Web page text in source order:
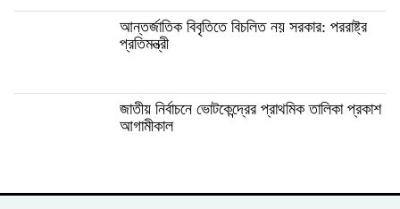
আন্তর্জাতিক বিবৃতিতে বিচলিত নয় সরকার: পররাষ্ট্র
প্রতিমন্ত্রী
জাতীয় নির্বাচনে ভোটকেন্দ্রের প্রাথমিক তালিকা প্রকাশ
আগামীকাল